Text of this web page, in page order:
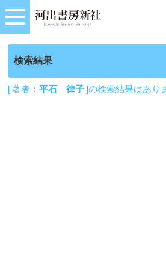
検索結果
[ 著者：平石 律子]の検索結果はあり